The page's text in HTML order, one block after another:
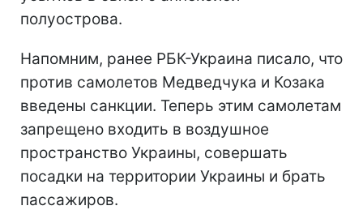
полуострова.
Напомним, ранее РБК-Украина писало, что
против самолетов Медведчука и Козака
введены санкции. Теперь этим самолетам
запрещено входить в воздушное
пространство Украины, совершать
посадки на территории Украины и брать
пассажиров.